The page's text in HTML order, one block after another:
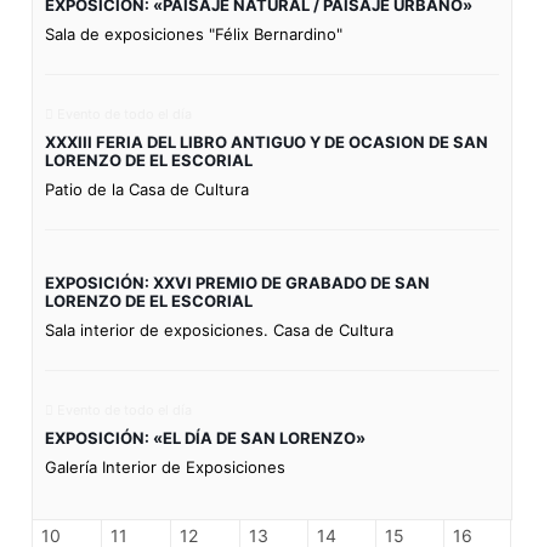
EXPOSICIÓN: «PAISAJE NATURAL / PAISAJE URBANO»
Sala de exposiciones "Félix Bernardino"
XXXIII FERIA DEL LIBRO ANTIGUO Y DE OCASION DE SAN
LORENZO DE EL ESCORIAL
Patio de la Casa de Cultura
EXPOSICIÓN: XXVI PREMIO DE GRABADO DE SAN
LORENZO DE EL ESCORIAL
Sala interior de exposiciones. Casa de Cultura
EXPOSICIÓN: «EL DÍA DE SAN LORENZO»
Galería Interior de Exposiciones
10 11 12 13 14 15 16